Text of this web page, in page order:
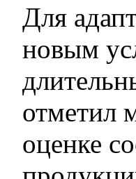
Для
новым
отметил
оценке